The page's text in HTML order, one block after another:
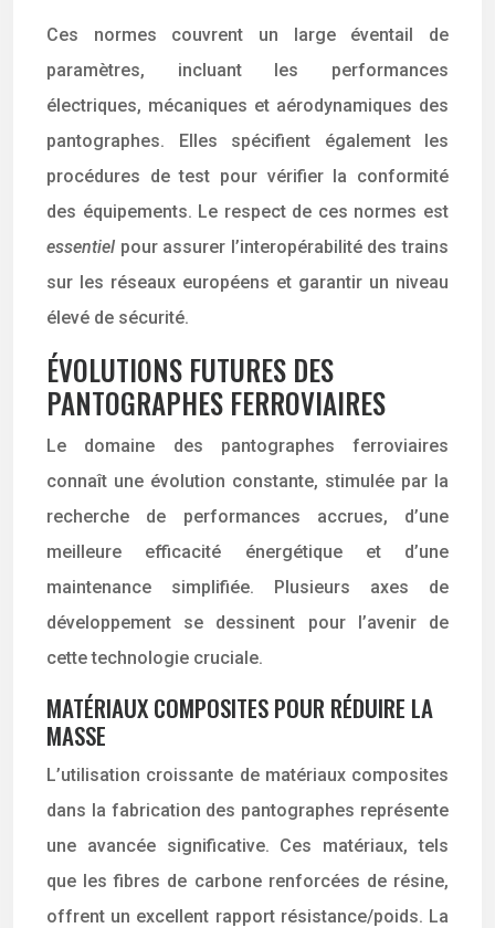
Ces normes couvrent un large éventail de
paramètres, incluant les performances
électriques, mécaniques et aérodynamiques des
pantographes. Elles spécifient également les
procédures de test pour vérifier la conformité
des équipements. Le respect de ces normes est
essentiel pour assurer l’interopérabilité des trains
sur les réseaux européens et garantir un niveau
élevé de sécurité.
ÉVOLUTIONS FUTURES DES
PANTOGRAPHES FERROVIAIRES
Le domaine des pantographes ferroviaires
connaît une évolution constante, stimulée par la
recherche de performances accrues, d’une
meilleure efficacité énergétique et d’une
maintenance simplifiée. Plusieurs axes de
développement se dessinent pour l’avenir de
cette technologie cruciale.
MATÉRIAUX COMPOSITES POUR RÉDUIRE LA
MASSE
L’utilisation croissante de matériaux composites
dans la fabrication des pantographes représente
une avancée significative. Ces matériaux, tels
que les fibres de carbone renforcées de résine,
offrent un excellent rapport résistance/poids. La